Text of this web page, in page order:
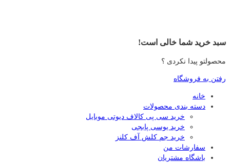
سبد خرید شما خالی است!
محصولتو پیدا نکردی ؟
رفتن به فروشگاه
خانه
دسته بندی محصولات
خرید سی پی کالاف دیوتی موبایل
خرید یوسی پابجی
خرید جم کلش آف کلنز
سفارشات من
باشگاه مشتریان